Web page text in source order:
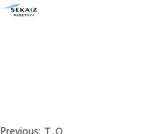
Previous: Ｔ.Ｏ